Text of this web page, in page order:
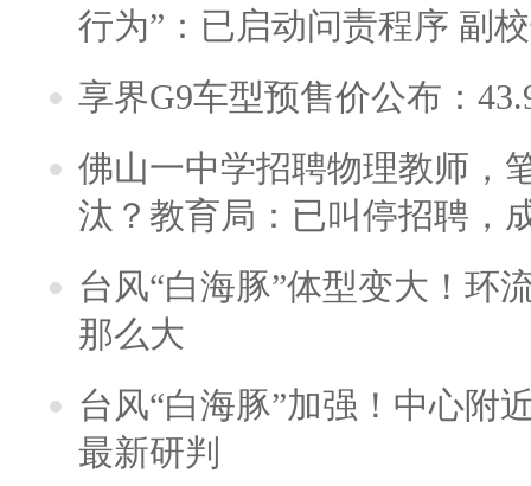
行为”：已启动问责程序 副
享界G9车型预售价公布：
佛山一中学招聘物理教师，
汰？教育局：已叫停招聘，
台风“白海豚”体型变大！环
那么大
台风“白海豚”加强！中心附
最新研判